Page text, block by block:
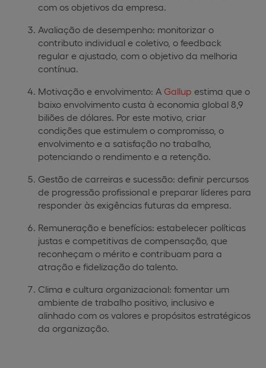
com os objetivos da empresa.
Avaliação de desempenho: monitorizar o
contributo individual e coletivo, o feedback
regular e ajustado, com o objetivo da melhoria
contínua.
Motivação e envolvimento: A Gallup estima que o
baixo envolvimento custa à economia global 8,9
biliões de dólares. Por este motivo, criar
condições que estimulem o compromisso, o
envolvimento e a satisfação no trabalho,
potenciando o rendimento e a retenção.
Gestão de carreiras e sucessão: definir percursos
de progressão profissional e preparar líderes para
responder às exigências futuras da empresa.
Remuneração e benefícios: estabelecer políticas
justas e competitivas de compensação, que
reconheçam o mérito e contribuam para a
atração e fidelização do talento.
Clima e cultura organizacional: fomentar um
ambiente de trabalho positivo, inclusivo e
alinhado com os valores e propósitos estratégicos
da organização.